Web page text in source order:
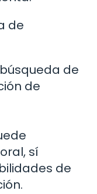
de
de
de
sí
de